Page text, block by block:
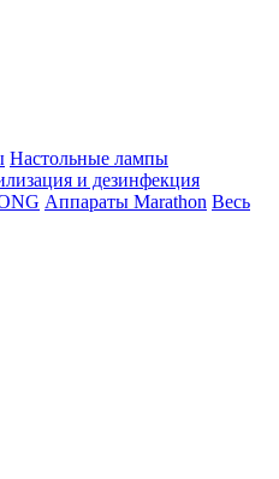
Настольные лампы
и дезинфекция
Аппараты Marathon Весь